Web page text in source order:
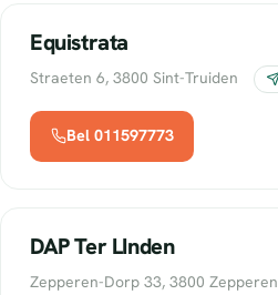
Equistrata
Straeten 6, 3800 Sint-Truiden
Bel 011597773
DAP Ter LInden
Zepperen-Dorp 33, 3800 Zepperen